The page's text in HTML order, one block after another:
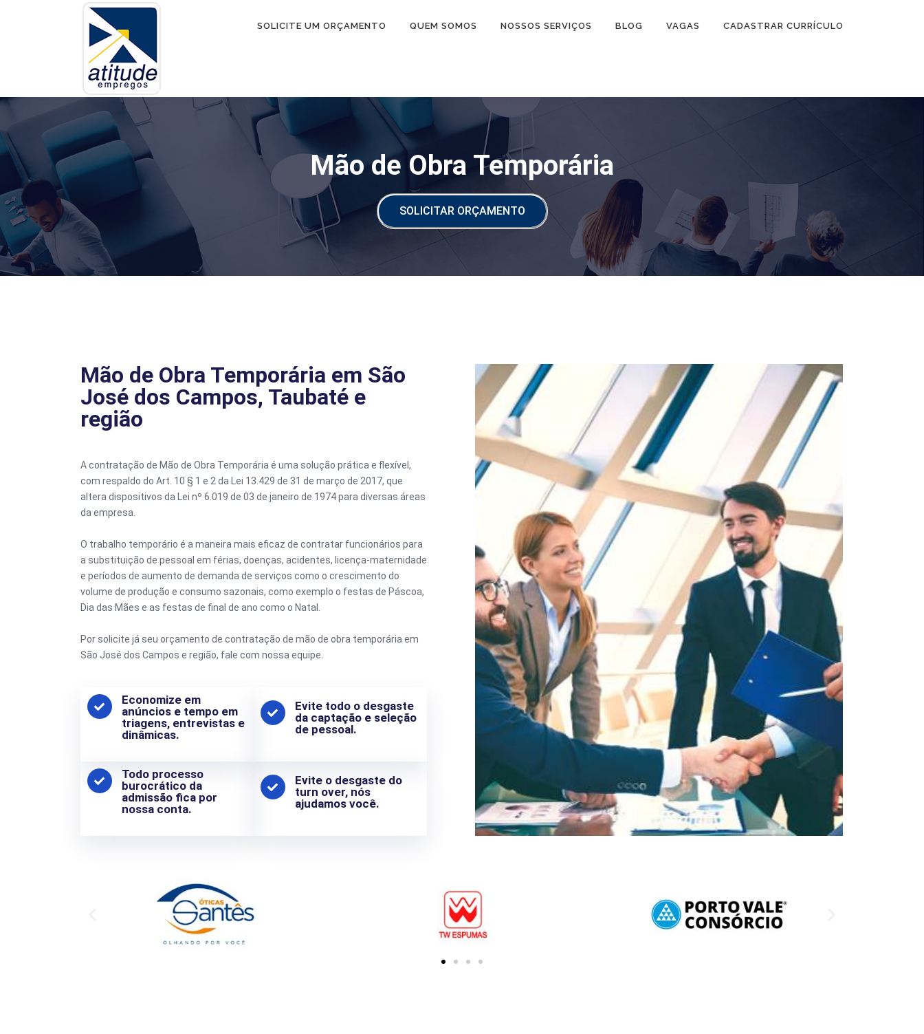
SOLICITE UM ORÇAMENTO QUEM SOMOS NOSSOS SERVIÇOS BLOG VAGAS CADASTRAR CURRÍCULO
Mão de Obra Temporária
SOLICITAR ORÇAMENTO
Mão de Obra Temporária em São
José dos Campos, Taubaté e
região
A contratação de Mão de Obra Temporária é uma solução prática e flexível,
com respaldo do Art. 10 § 1 e 2 da Lei 13.429 de 31 de março de 2017, que
altera dispositivos da Lei nº 6.019 de 03 de janeiro de 1974 para diversas áreas
da empresa.
O trabalho temporário é a maneira mais eficaz de contratar funcionários para
a substituição de pessoal em férias, doenças, acidentes, licença-maternidade
e períodos de aumento de demanda de serviços como o crescimento do
volume de produção e consumo sazonais, como exemplo o festas de Páscoa,
Dia das Mães e as festas de final de ano como o Natal.
Por solicite já seu orçamento de contratação de mão de obra temporária em
São José dos Campos e região, fale com nossa equipe.
Economize em
anúncios e tempo em
triagens, entrevistas e
dinâmicas.
Evite todo o desgaste
da captação e seleção
de pessoal.
Todo processo
burocrático da
admissão fica por
nossa conta.
Evite o desgaste do
turn over, nós
ajudamos você.